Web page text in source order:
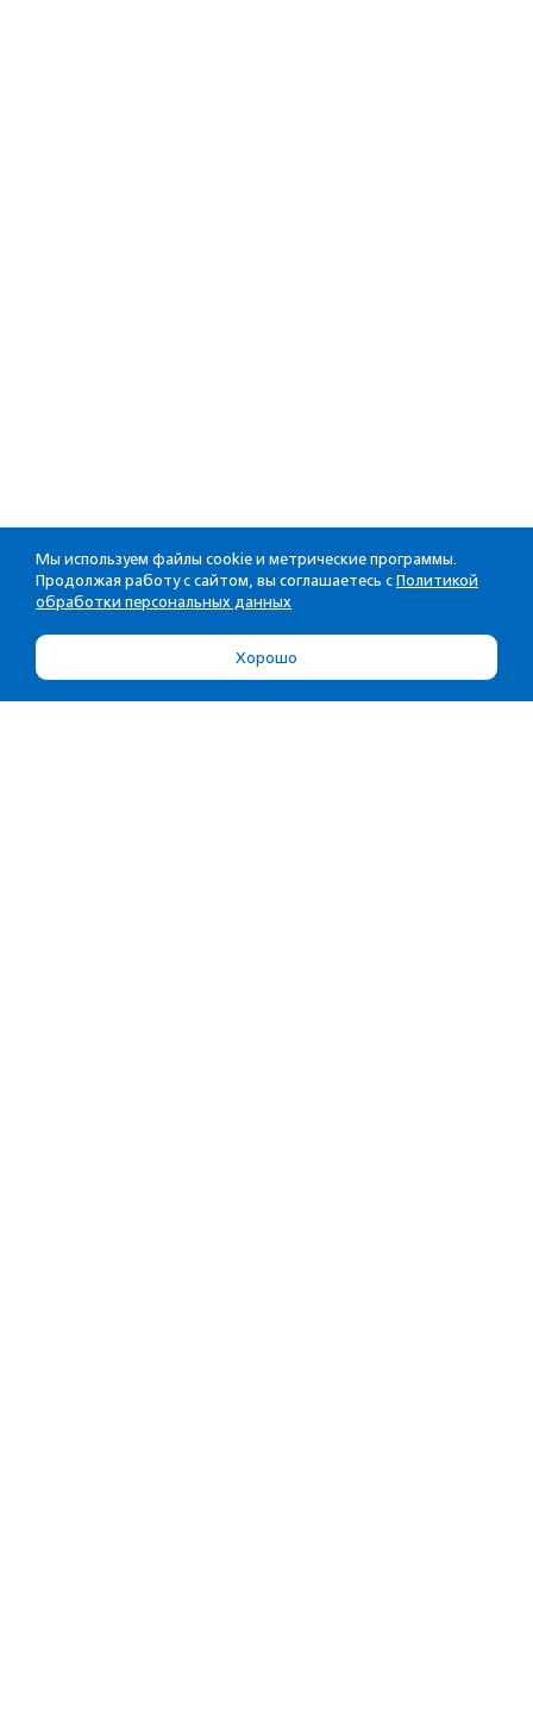
Мы используем файлы cookie и метрические программы.
Продолжая работу с сайтом, вы соглашаетесь с Политикой
обработки персональных данных
Хорошо